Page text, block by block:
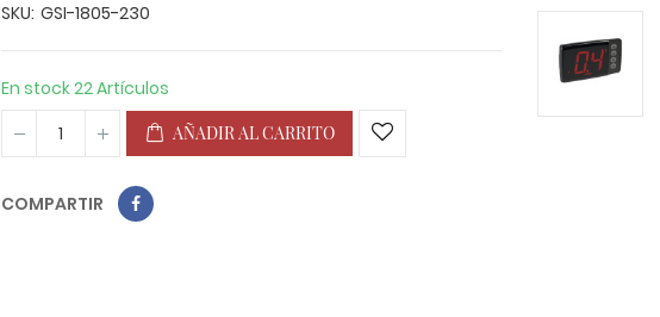
SKU GSI-1805-230
En stock22 Artículos
AÑADIR AL CARRITO
COMPARTIR